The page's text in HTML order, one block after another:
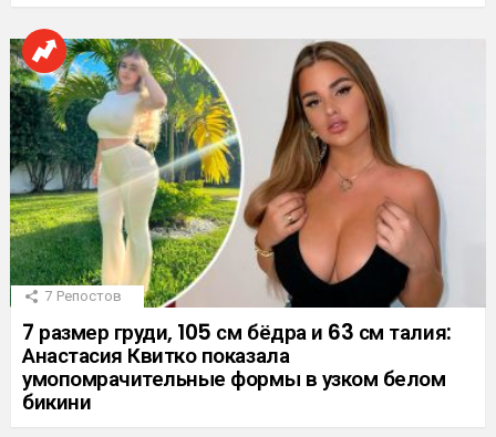
7 Репостов
7 размер груди, 105 см бёдра и 63 см талия:
Анастасия Квитко показала
умопомрачительные формы в узком белом
бикини